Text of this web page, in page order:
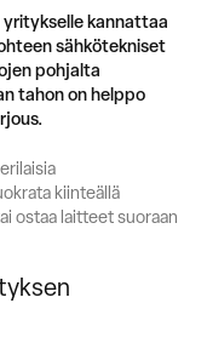
kannattaa
sähkötekniset
pohjalta
tahon on helppo
kiinteällä
ostaa laitteet suoraan